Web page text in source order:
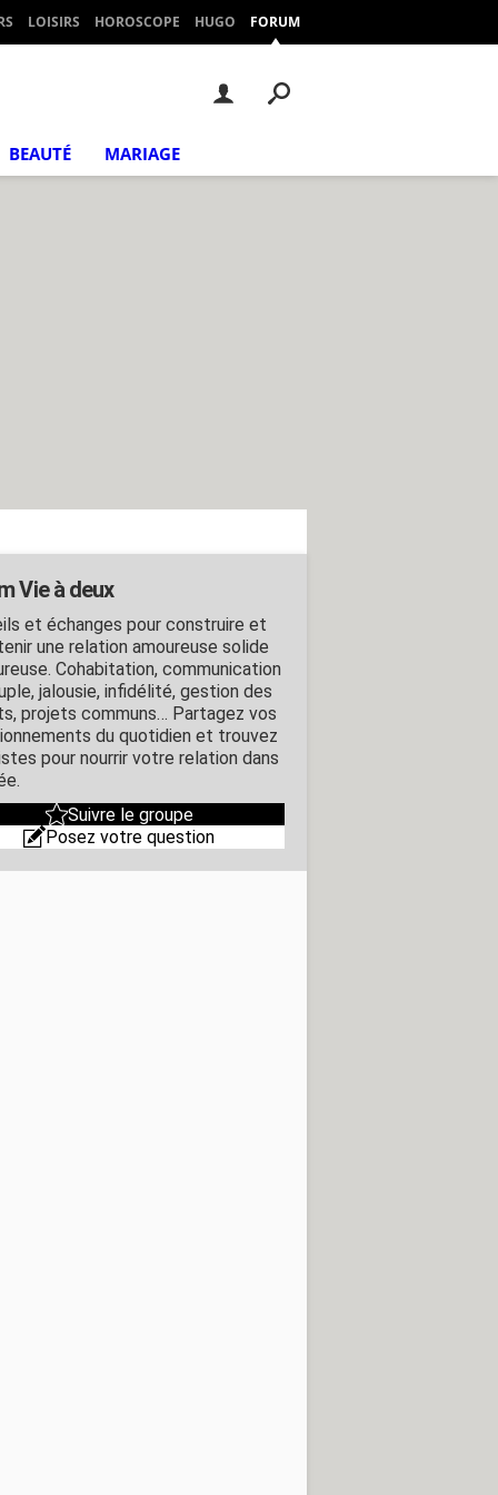
LOISIRS HOROSCOPE HUGO FORUM
BEAUTÉ MARIAGE
Vie à deux
et échanges pour construire et
une relation amoureuse solide
Cohabitation, communication
jalousie, infidélité, gestion des
projets communs… Partagez vos
du quotidien et trouvez
pour nourrir votre relation dans
Suivre le groupe
Posez votre question